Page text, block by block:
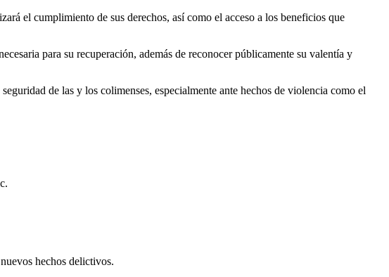
el cumplimiento de sus derechos, así como el acceso a los beneficios que
para su recuperación, además de reconocer públicamente su valentía y
de las y los colimenses, especialmente ante hechos de violencia como el
hechos delictivos.